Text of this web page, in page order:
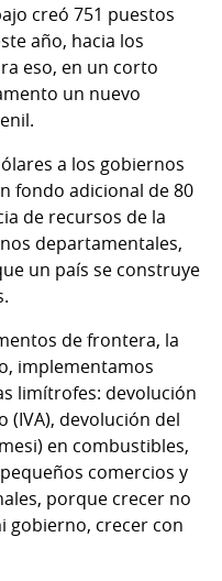
creó 751 puestos
año, hacia los
eso, en un corto
un nuevo
a los gobiernos
fondo adicional de 80
de recursos de la
departamentales,
un país se construye
de frontera, la
implementamos
limítrofes: devolución
(IVA), devolución del
en combustibles,
comercios y
porque crecer no
gobierno, crecer con